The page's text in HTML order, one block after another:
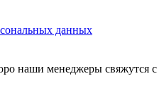
данных
наши менеджеры свяжутся с